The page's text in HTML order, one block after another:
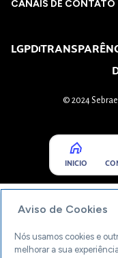
CANAIS DE CONTATO
LGPD
© 2024
INICIO
Aviso de Cookies
Nós usamos cookies e
melhorar a sua